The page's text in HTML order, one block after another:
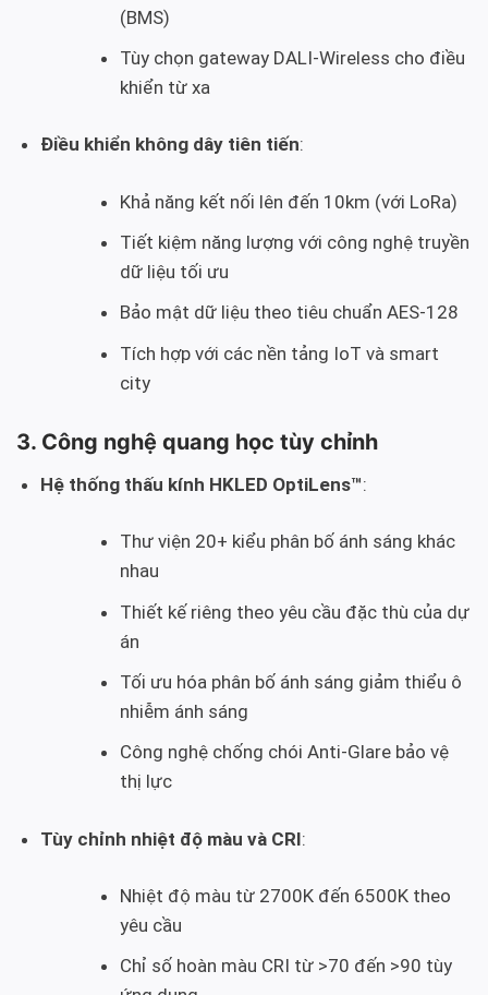
(BMS)
Tùy chọn gateway DALI-Wireless cho điều
khiển từ xa
Điều khiển không dây tiên tiến:
Khả năng kết nối lên đến 10km (với LoRa)
Tiết kiệm năng lượng với công nghệ truyền
dữ liệu tối ưu
Bảo mật dữ liệu theo tiêu chuẩn AES-128
Tích hợp với các nền tảng IoT và smart
city
3. Công nghệ quang học tùy chỉnh
Hệ thống thấu kính HKLED OptiLens™:
Thư viện 20+ kiểu phân bố ánh sáng khác
nhau
Thiết kế riêng theo yêu cầu đặc thù của dự
án
Tối ưu hóa phân bố ánh sáng giảm thiểu ô
nhiễm ánh sáng
Công nghệ chống chói Anti-Glare bảo vệ
thị lực
Tùy chỉnh nhiệt độ màu và CRI:
Nhiệt độ màu từ 2700K đến 6500K theo
yêu cầu
Chỉ số hoàn màu CRI từ >70 đến >90 tùy